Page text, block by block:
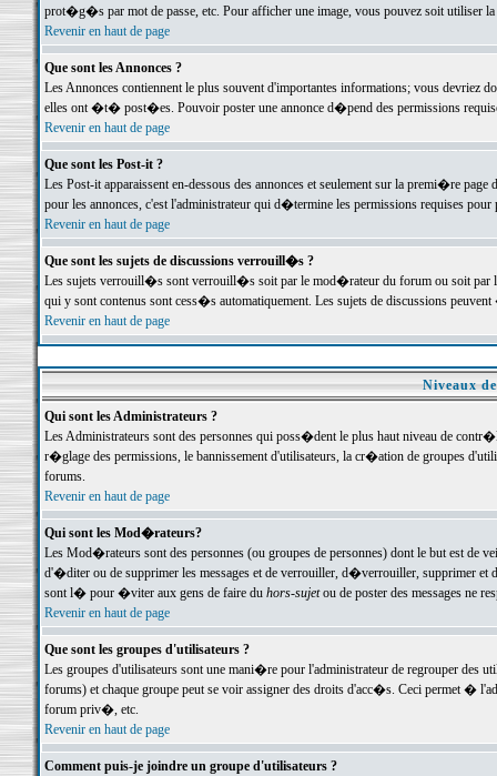
prot�g�s par mot de passe, etc. Pour afficher une image, vous pouvez soit
Revenir en haut de page
Que sont les Annonces ?
Les Annonces contiennent le plus souvent d'importantes informations; vous devriez
elles ont �t� post�es. Pouvoir poster une annonce d�pend des permissions
Revenir en haut de page
Que sont les Post-it ?
Les Post-it apparaissent en-dessous des annonces et seulement sur la premi�re
pour les annonces, c'est l'administrateur qui d�termine les permissions requises pour
Revenir en haut de page
Que sont les sujets de discussions verrouill�s ?
Les sujets verrouill�s sont verrouill�s soit par le mod�rateur du forum ou soit par
qui y sont contenus sont cess�s automatiquement. Les sujets de discussions
Revenir en haut de page
Niveaux
Qui sont les Administrateurs ?
Les Administrateurs sont des personnes qui poss�dent le plus haut niveau de
r�glage des permissions, le bannissement d'utilisateurs, la cr�ation de groupes
forums.
Revenir en haut de page
Qui sont les Mod�rateurs?
Les Mod�rateurs sont des personnes (ou groupes de personnes) dont le but est de
d'�diter ou de supprimer les messages et de verrouiller, d�verrouiller, supprimer
sont l� pour �viter aux gens de faire du hors-sujetou de poster des messages ne
Revenir en haut de page
Que sont les groupes d'utilisateurs ?
Les groupes d'utilisateurs sont une mani�re pour l'administrateur de regrouper des
forums) et chaque groupe peut se voir assigner des droits d'acc�s. Ceci permet
forum priv�, etc.
Revenir en haut de page
Comment puis-je joindre un groupe d'utilisateurs ?